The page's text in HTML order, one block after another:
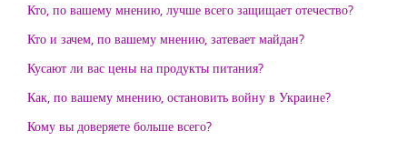
Кто, по вашему мнению, лучше всего защищает отечество?
Кто и зачем, по вашему мнению, затевает майдан?
Кусают ли вас цены на продукты питания?
Как, по вашему мнению, остановить войну в Украине?
Кому вы доверяете больше всего?